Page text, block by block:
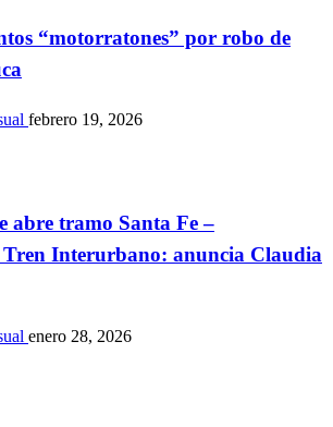
“motorratones” por robo de
febrero 19, 2026
abre tramo Santa Fe –
Tren Interurbano: anuncia Claudia
enero 28, 2026